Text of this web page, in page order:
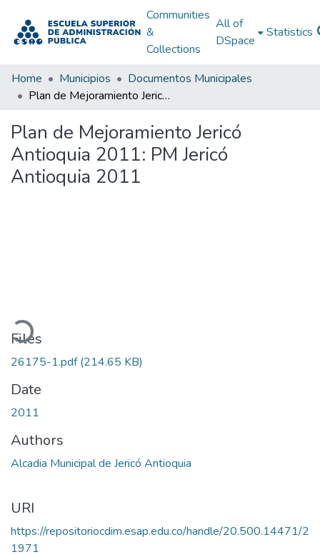
Communities
&
Collections
All of
DSpace
Statistics
Home Municipios
Documentos Municipales
Plan de Mejoramiento Jericó Antioquia 2011: PM Jericó Antioquia 2011
Plan de Mejoramiento Jericó
Antioquia 2011: PM Jericó
Antioquia 2011
Files
26175-1.pdf(214.65 KB)
Date
2011
Authors
Alcadia Municipal de Jericó Antioquia
URI
https://repositoriocdim.esap.edu.co/handle/20.500.14471/2
1971